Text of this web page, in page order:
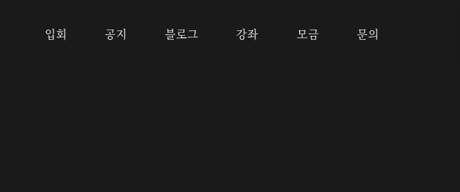
입회 공지 블로그 강좌 모금 문의